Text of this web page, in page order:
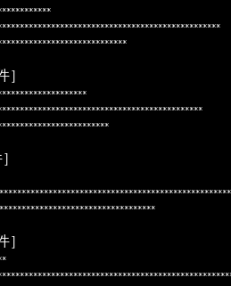
］
］